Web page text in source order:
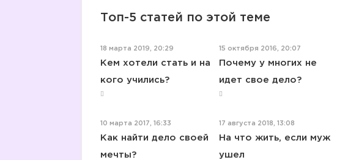
Топ-5 статей по этой теме
18 марта 2019, 20:29
Кем хотели стать и на
кого учились?
15 октября 2016, 20:07
Почему у многих не
идет свое дело?
10 марта 2017, 16:33
Как найти дело своей
мечты?
17 августа 2018, 13:08
На что жить, если муж
ушел